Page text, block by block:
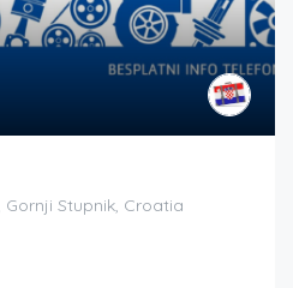
Stupnik, Croatia